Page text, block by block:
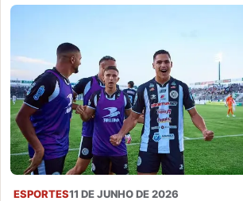
ESPORTES11 DE JUNHO DE 2026